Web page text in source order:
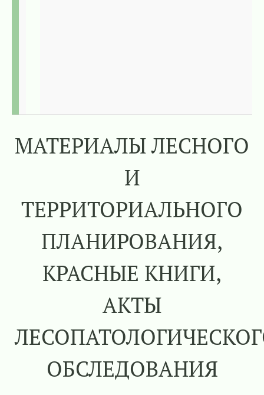
МАТЕРИАЛЫ ЛЕСНОГО
И
ТЕРРИТОРИАЛЬНОГО
ПЛАНИРОВАНИЯ,
КРАСНЫЕ КНИГИ,
АКТЫ
ОБСЛЕДОВАНИЯ